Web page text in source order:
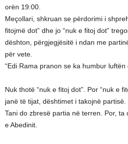
orën 19:00.
Meçollari, shkruan se përdorimi i
fitojmë dot” dhe jo “nuk e fitoj dot”
dështon, përgjegjësitë i ndan me
për vete.
“Edi Rama pranon se ka humbur
Nuk thotë “nuk e fitoj dot”. Por “nuk e
janë të tijat, dështimet i takojnë partisë.
Tani do zbresë partia në terren. Por, ta
e Abedinit.